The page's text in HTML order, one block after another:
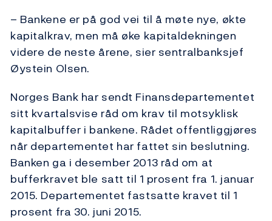
– Bankene er på god vei til å møte nye, økte
kapitalkrav, men må øke kapitaldekningen
videre de neste årene, sier sentralbanksjef
Øystein Olsen.
Norges Bank har sendt Finansdepartementet
sitt kvartalsvise råd om krav til motsyklisk
kapitalbuffer i bankene. Rådet offentliggjøres
når departementet har fattet sin beslutning.
Banken ga i desember 2013 råd om at
bufferkravet ble satt til 1 prosent fra 1. januar
2015. Departementet fastsatte kravet til 1
prosent fra 30. juni 2015.